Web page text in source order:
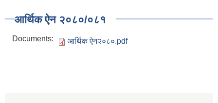
आर्थिक ऐन २०८०/०८१
Documents: आर्थिक ऐन२०८०.pdf